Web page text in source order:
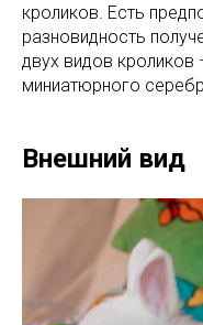
кроликов. Есть
разновидность
двух видов кроликов
миниатюрного
Внешний вид